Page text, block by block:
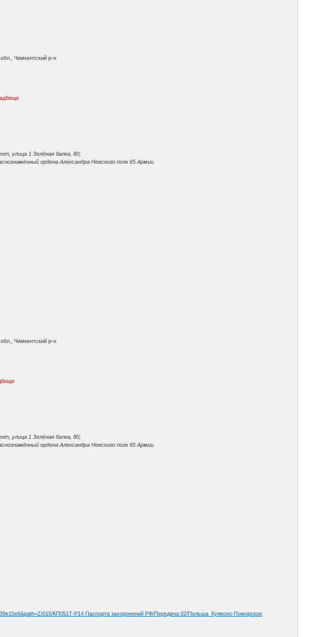
Чимкентский р-н
улица 1 Зелёная балка, 80;
ордена Александра Невского полк 65 Армии.
Чимкентский р-н
улица 1 Зелёная балка, 80;
ордена Александра Невского полк 65 Армии.
015/КП051Т-Р14 Паспорта захоронений РФ/Передача 02/Польша_Куявско-Поморское